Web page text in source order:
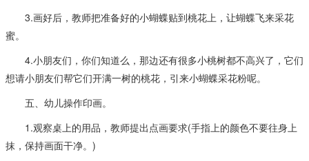
3.画好后，教师把准备好的小蝴蝶贴到桃花上，让蝴蝶飞来采花
蜜。
4.小朋友们，你们知道么，那边还有很多小桃树都不高兴了，它们
想请小朋友们帮它们开满一树的桃花，引来小蝴蝶采花粉呢。
五、幼儿操作印画。
1.观察桌上的用品，教师提出点画要求(手指上的颜色不要往身上
抹，保持画面干净。)